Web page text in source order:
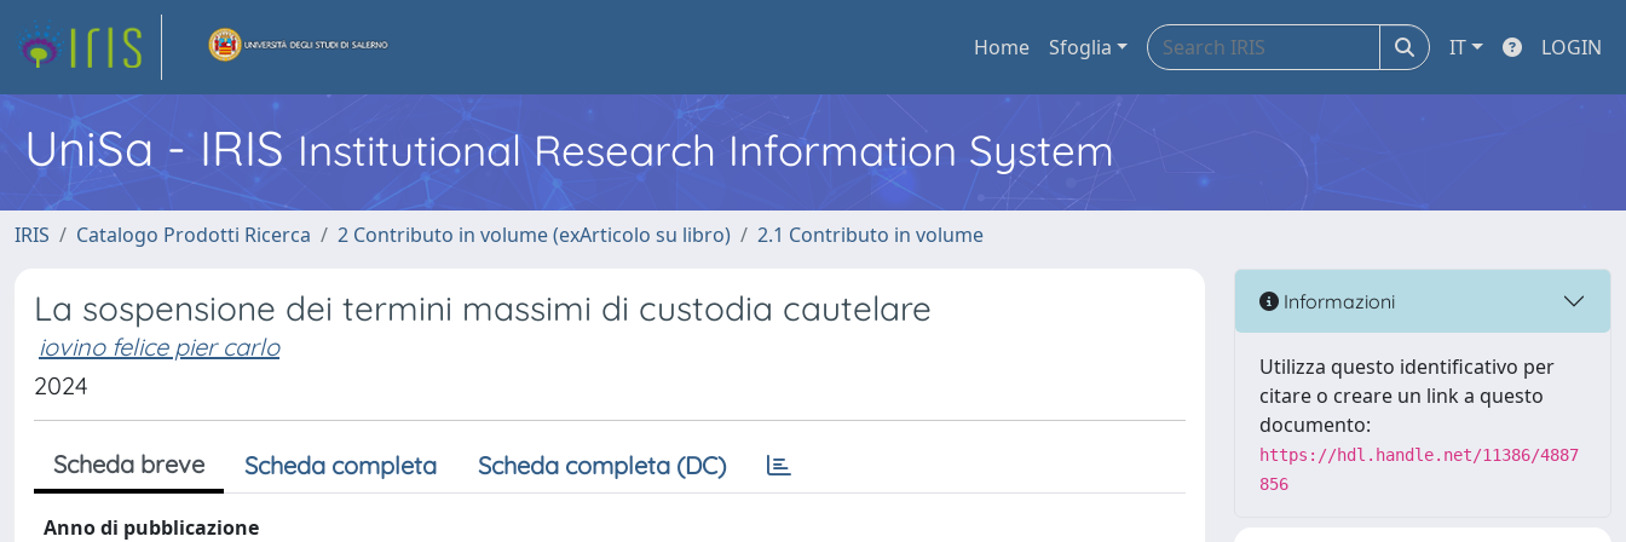
Home Sfoglia IT LOGIN
UniSa - IRIS Institutional Research Information System
IRIS Catalogo Prodotti Ricerca 2 Contributo in volume (exArticolo su libro) 2.1 Contributo in volume
La sospensione dei termini massimi di custodia cautelare
iovino felice pier carlo
2024
Scheda breve Scheda completa Scheda completa (DC)
Anno di pubblicazione
Informazioni
Utilizza questo identificativo per
citare o creare un link a questo
documento:
https://hdl.handle.net/11386/4887
856